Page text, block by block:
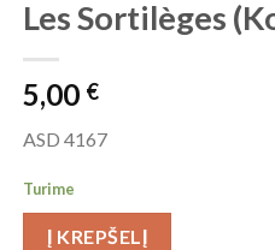
Les Sortilèges
5,00 €
ASD 4167
Turime
Į KREPŠELĮ